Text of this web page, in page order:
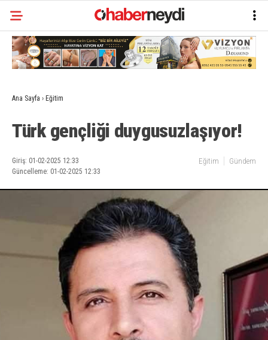
Ana Sayfa › Eğitim
Türk gençliği duygusuzlaşıyor!
Giriş: 01-02-2025 12:33
Güncelleme: 01-02-2025 12:33
Eğitim Gündem